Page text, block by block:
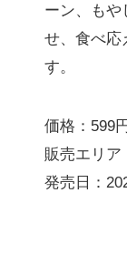
ーン、もや
せ、食べ応
す。
価格：599
販売エリア
発売日：